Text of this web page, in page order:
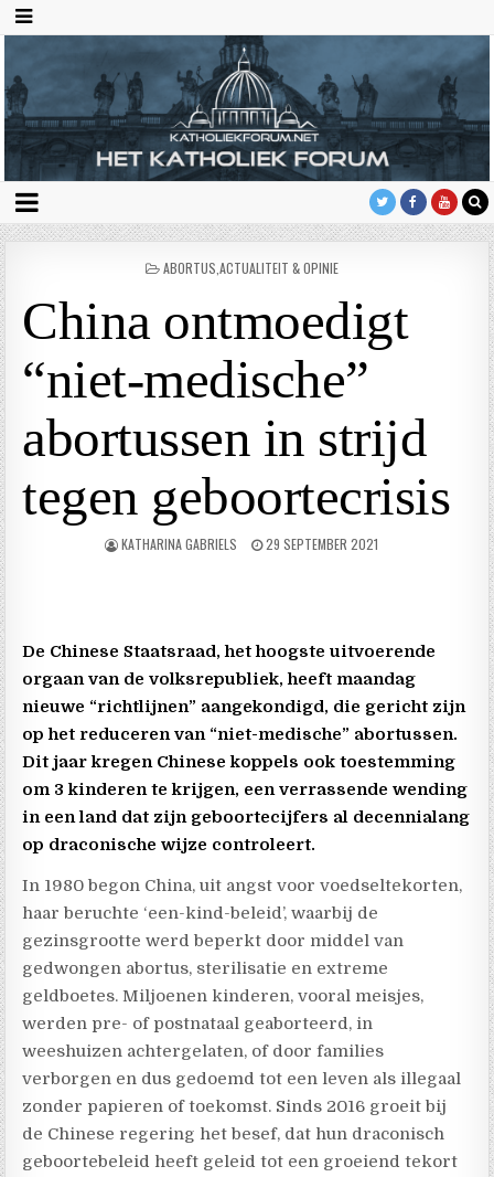
GEPLAATST
ABORTUS ACTUALITEIT & OPINIE
China ontmoedigt
“niet-medische”
abortussen in strijd
tegen geboortecrisis
KATHARINA GABRIELS 29 SEPTEMBER 2021
De Chinese Staatsraad, het hoogste uitvoerende
orgaan van de volksrepubliek, heeft maandag
nieuwe “richtlijnen” aangekondigd, die gericht zijn
op het reduceren van “niet-medische” abortussen.
Dit jaar kregen Chinese koppels ook toestemming
om 3 kinderen te krijgen, een verrassende wending
in een land dat zijn geboortecijfers al decennialang
op draconische wijze controleert.
In 1980 begon China, uit angst voor voedseltekorten,
haar beruchte ‘een-kind-beleid’, waarbij de
gezinsgrootte werd beperkt door middel van
gedwongen abortus, sterilisatie en extreme
geldboetes. Miljoenen kinderen, vooral meisjes,
werden pre- of postnataal geaborteerd, in
weeshuizen achtergelaten, of door families
verborgen en dus gedoemd tot een leven als illegaal
zonder papieren of toekomst. Sinds 2016 groeit bij
de Chinese regering het besef, dat hun draconisch
geboortebeleid heeft geleid tot een groeiend tekort